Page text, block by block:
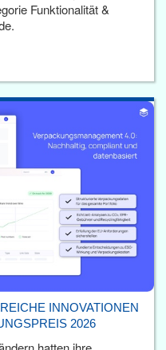
Funktionalität &
INNOVATIONEN
2026